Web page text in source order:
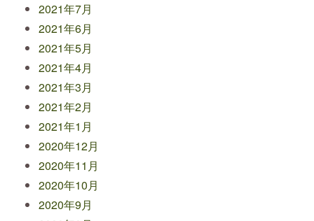
2021年7月
2021年6月
2021年5月
2021年4月
2021年3月
2021年2月
2021年1月
2020年12月
2020年11月
2020年10月
2020年9月